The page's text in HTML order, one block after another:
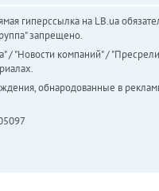
гиперссылка на LB.ua
запрещено.
"Новости компаний" /
обнародованные в